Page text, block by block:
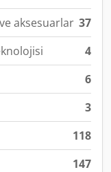
aksesuarlar 37
4
6
3
118
147